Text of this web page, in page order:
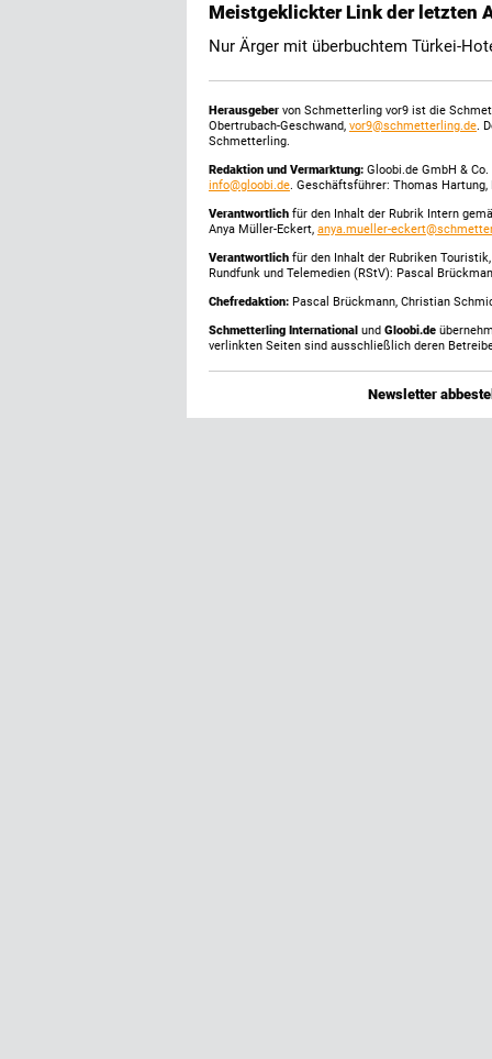
Meistgeklickter Link der letzten
Nur Ärger mit überbuchtem Türkei-
Herausgeber von Schmetterling vor9 ist die
Obertrubach-Geschwand, vor9@schmetterling.de.
Schmetterling.
Redaktion und Vermarktung: Gloobi.de GmbH &
info@gloobi.de. Geschäftsführer: Thomas
Verantwortlich für den Inhalt der Rubrik Intern
Anya Müller-Eckert, anya.mueller-
Verantwortlich für den Inhalt der Rubriken
Rundfunk und Telemedien (RStV): Pascal
Chefredaktion: Pascal Brückmann, Christian
Schmetterling International und Gloobi.de
verlinkten Seiten sind ausschließlich deren
Newsletter